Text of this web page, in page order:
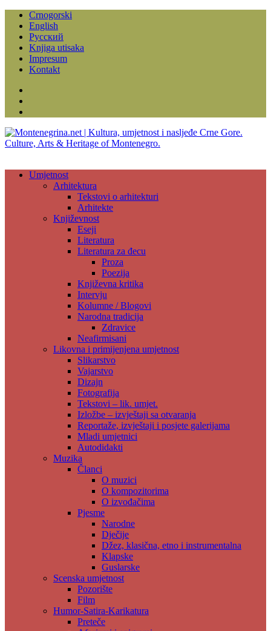
Crnogorski
English
Русский
Knjiga utisaka
Impresum
Kontakt
Umjetnost
Arhitektura
Tekstovi o arhitekturi
Arhitekte
Književnost
Eseji
Literatura
Literatura za đecu
Proza
Poezija
Književna kritika
Intervju
Kolumne / Blogovi
Narodna tradicija
Zdravice
Neafirmisani
Likovna i primijenjena umjetnost
Slikarstvo
Vajarstvo
Dizajn
Fotografija
Tekstovi – lik. umjet.
Izložbe – izvještaji sa otvaranja
Reportaže, izvještaji i posjete galerijama
Mladi umjetnici
Autodidakti
Muzika
Članci
O muzici
O kompozitorima
O izvođačima
Pjesme
Narodne
Dječije
Džez, klasična, etno i instrumentalna
Klapske
Guslarske
Scenska umjetnost
Pozorište
Film
Humor-Satira-Karikatura
Preteče